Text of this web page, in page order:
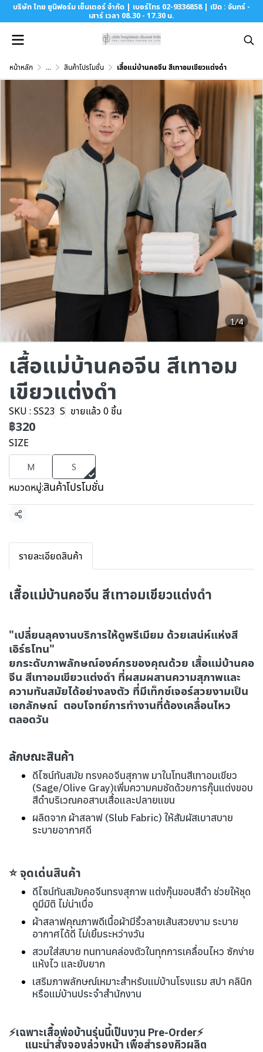
บริษัท ไทย ยูนิฟอร์ม เซ็นเตอร์ จำกัด | เบอร์โทร 02-9336858 | เปิด : จันทร์ -
เสาร์ เวลา 08.30 - 17.30 น.
หน้าหลัก ... สินค้าโปรโมชั่น เสื้อแม่บ้านคอจีน สีเทาอมเขียวแต่งดำ
1/4
เสื้อแม่บ้านคอจีน สีเทาอม
เขียวแต่งดำ
SKU : SS23 S ขายแล้ว 0 ชิ้น
฿320
SIZE
M S
หมวดหมู่:สินค้าโปรโมชั่น
แชร์
รายละเอียดสินค้า
เสื้อแม่บ้านคอจีน สีเทาอมเขียวแต่งดำ
"เปลี่ยนลุคงานบริการให้ดูพรีเมียม ด้วยเสน่ห์แห่งสี
เอิร์ธโทน"
ยกระดับภาพลักษณ์องค์กรของคุณด้วย เสื้อแม่บ้านคอ
จีน สีเทาอมเขียวแต่งดำ ที่ผสมผสานความสุภาพและ
ความทันสมัยได้อย่างลงตัว ที่มีเท็กซ์เจอร์สวยงามเป็น
เอกลักษณ์ ตอบโจทย์การทำงานที่ต้องเคลื่อนไหว
ตลอดวัน
ลักษณะสินค้า
ดีไซน์ทันสมัย ทรงคอจีนสุภาพ มาในโทนสีเทาอมเขียว
(Sage/Olive Gray)เพิ่มความคมชัดด้วยการกุ๊นแต่งขอบ
สีดำบริเวณคอสาบเสื้อและปลายแขน
ผลิตจาก ผ้าสลาฟ (Slub Fabric) ให้สัมผัสเบาสบาย
ระบายอากาศดี
⭐จุดเด่นสินค้า
ดีไซน์ทันสมัยคอจีนทรงสุภาพ แต่งกุ๊นขอบสีดำ ช่วยให้ชุด
ดูมีมิติ ไม่น่าเบื่อ
ผ้าสลาฟคุณภาพดีเนื้อผ้ามีริ้วลายเส้นสวยงาม ระบาย
อากาศได้ดี ไม่เยิ้มระหว่างวัน
สวมใส่สบาย ทนทานคล่องตัวในทุกการเคลื่อนไหว ซักง่าย
แห้งไว และยับยาก
เสริมภาพลักษณ์เหมาะสำหรับแม่บ้านโรงแรม สปา คลินิก
หรือแม่บ้านประจำสำนักงาน
⚡เฉพาะเสื้อพ่อบ้านรุ่นนี้เป็นงาน Pre-Order⚡
แนะนำสั่งจองล่วงหน้า เพื่อสำรองคิวผลิต